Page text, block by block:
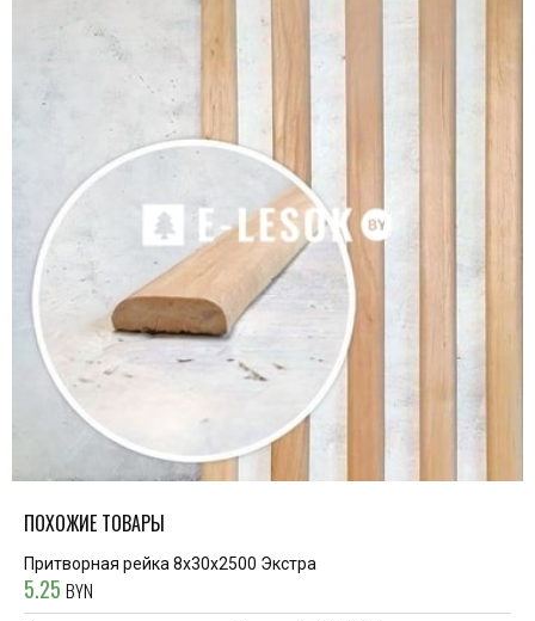
ПОХОЖИЕ ТОВАРЫ
Притворная рейка 8x30x2500 Экстра
5.25 BYN